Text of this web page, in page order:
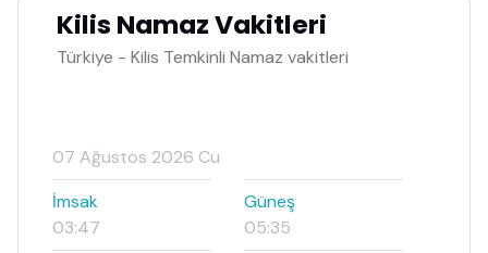
Kilis Namaz Vakitleri
Türkiye - Kilis Temkinli Namaz vakitleri
07 Ağustos 2026 Cu
İmsak
03:47
Güneş
05:35